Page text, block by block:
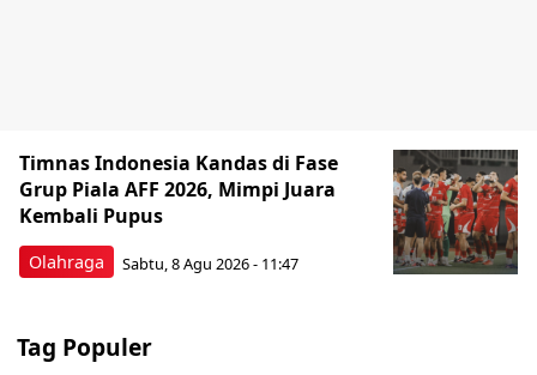
Olahraga
Timnas Indonesia Kandas di Fase
Grup Piala AFF 2026, Mimpi Juara
Kembali Pupus
Sabtu, 8 Agu 2026 - 11:47
Tag Populer